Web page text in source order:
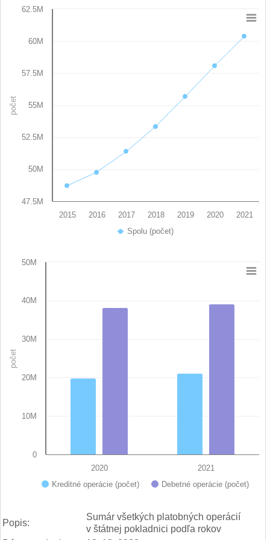
The chart has 1 X axis displaying categories.
The chart has 1 Y axis displaying počet. Data ranges from
počet
Spolu (počet)
2015 2016 2017 2018 2019 2020 2021
47.5M
50M
52.5M
55M
57.5M
60M
62.5M
Bar chart with 2 data series.
The chart has 1 Y axis displaying počet. Data ranges from
počet
Kreditné operácie (počet) Debetné operácie (počet)
2020 2021
0
10M
20M
30M
40M
50M
Popis:
Sumár všetkých platobných operácií
v štátnej pokladnici podľa rokov